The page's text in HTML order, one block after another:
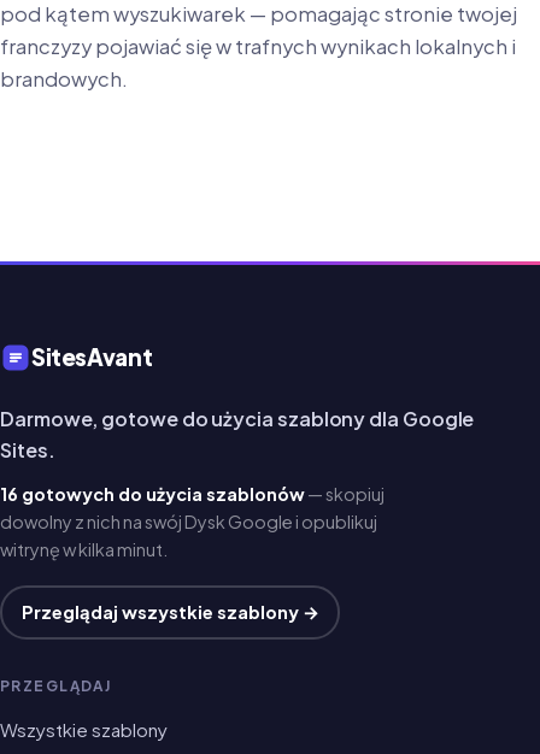
pod kątem wyszukiwarek — pomagając stronie twojej
franczyzy pojawiać się w trafnych wynikach lokalnych i
brandowych.
SitesAvant
Darmowe, gotowe do użycia szablony dla Google
Sites.
16 gotowych do użycia szablonów— skopiuj
dowolny z nich na swój Dysk Google i opublikuj
witrynę w kilka minut.
Przeglądaj wszystkie szablony →
PRZEGLĄDAJ
Wszystkie szablony